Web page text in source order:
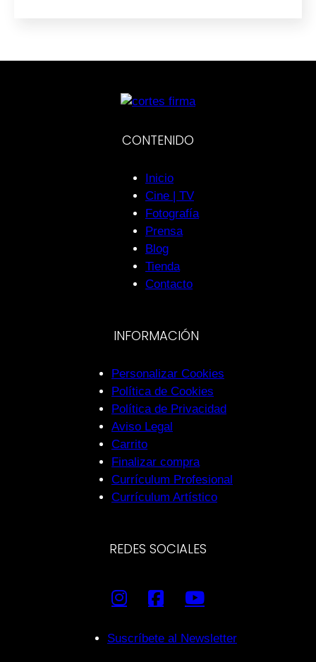
CONTENIDO
Inicio
Cine | TV
Fotografía
Prensa
Blog
Tienda
Contacto
INFORMACIÓN
Personalizar Cookies
Política de Cookies
Política de Privacidad
Aviso Legal
Carrito
Finalizar compra
Currículum Profesional
Currículum Artístico
REDES SOCIALES
Suscríbete al Newsletter